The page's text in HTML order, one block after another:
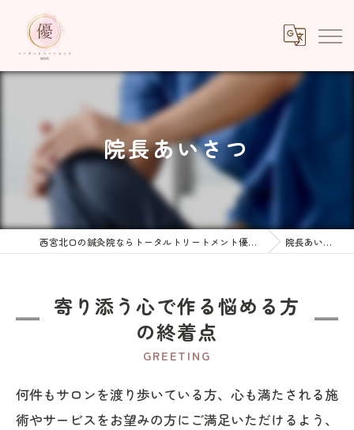
院長あいさつ
西宮北口の鍼灸院ならトータルトリートメント優鍼灸院 院長あいさつ
寄り添う心で作る悩める方
の終着点
GREETING
何件もサロンを渡り歩いている方、心も満たされる施
術やサービスをお望みの方にご満足いただけるよう、